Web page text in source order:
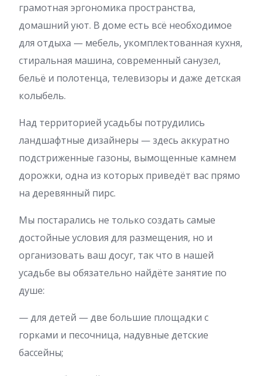
грамотная эргономика пространства,
домашний уют. В доме есть всё необходимое
для отдыха — мебель, укомплектованная кухня,
стиральная машина, современный санузел,
бельё и полотенца, телевизоры и даже детская
колыбель.
Над территорией усадьбы потрудились
ландшафтные дизайнеры — здесь аккуратно
подстриженные газоны, вымощенные камнем
дорожки, одна из которых приведёт вас прямо
на деревянный пирс.
Мы постарались не только создать самые
достойные условия для размещения, но и
организовать ваш досуг, так что в нашей
усадьбе вы обязательно найдёте занятие по
душе:
— для детей — две большие площадки с
горками и песочница, надувные детские
бассейны;